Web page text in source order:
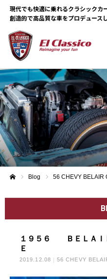
現代でも快適に乗れるクラシックカ
Blog 56 CHEVY BELAIR
１９５６ ＢＥＬＡＩ
Ｅ
2019.12.08 56 CHEVY